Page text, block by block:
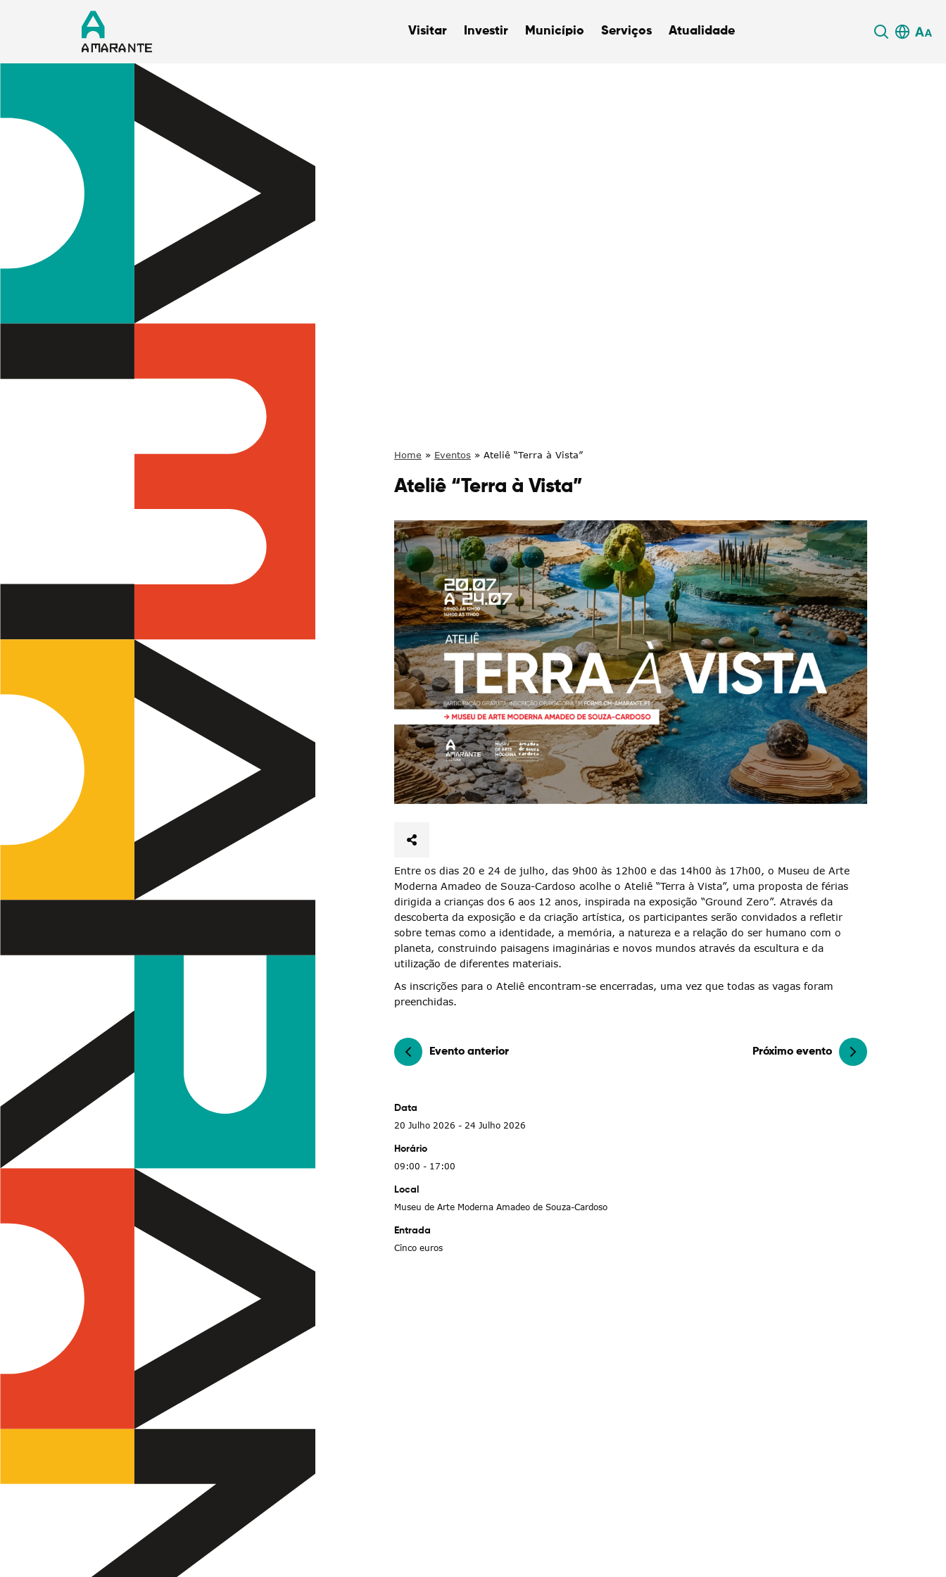
Visitar Investir Município Serviços Atualidade
Home » Eventos» Ateliê “Terra à Vista”
Ateliê “Terra à Vista”
Entre os dias 20 e 24 de julho, das 9h00 às 12h00 e das 14h00 às 17h00, o Museu de Arte
Moderna Amadeo de Souza-Cardoso acolhe o Ateliê “Terra à Vista”, uma proposta de férias
dirigida a crianças dos 6 aos 12 anos, inspirada na exposição “Ground Zero”. Através da
descoberta da exposição e da criação artística, os participantes serão convidados a refletir
sobre temas como a identidade, a memória, a natureza e a relação do ser humano com o
planeta, construindo paisagens imaginárias e novos mundos através da escultura e da
utilização de diferentes materiais.
As inscrições para o Ateliê encontram-se encerradas, uma vez que todas as vagas foram
preenchidas.
Evento anterior Próximo evento
Data
20 Julho 2026 - 24 Julho 2026
Horário
09:00 - 17:00
Local
Museu de Arte Moderna Amadeo de Souza-Cardoso
Entrada
Cinco euros